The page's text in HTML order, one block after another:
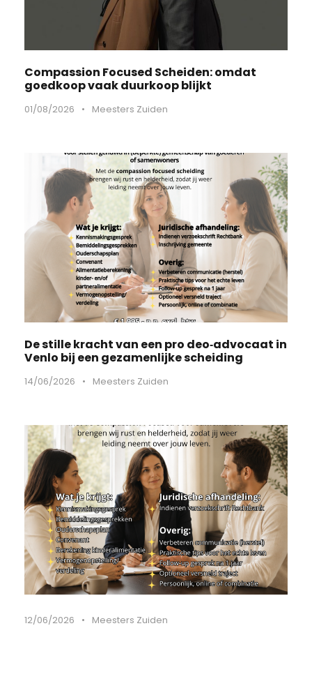
Compassion Focused Scheiden: omdat
goedkoop vaak duurkoop blijkt
01/08/2026 • Meesters Zuiden
De stille kracht van een pro deo‑advocaat in
Venlo bij een gezamenlijke scheiding
14/06/2026 • Meesters Zuiden
12/06/2026 • Meesters Zuiden